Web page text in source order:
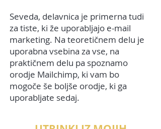
Seveda, delavnica je primerna tudi
za tiste, ki že uporabljajo e-mail
marketing. Na teoretičnem delu je
uporabna vsebina za vse, na
praktičnem delu pa spoznamo
orodje Mailchimp, ki vam bo
mogoče še boljše orodje, ki ga
uporabljate sedaj.